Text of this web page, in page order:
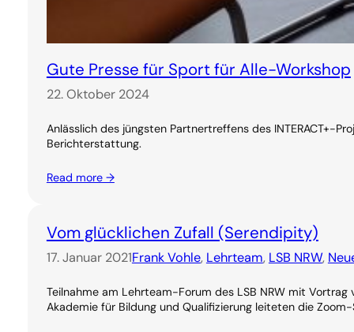
Gute Presse für Sport für Alle-Workshop
22. Oktober 2024
Anlässlich des jüngsten Partnertreffens des INTERACT+-
Berichterstattung.
Read more →
Vom glücklichen Zufall (Serendipity)
17. Januar 2021Frank Vohle, Lehrteam, LSB NRW,
Teilnahme am Lehrteam-Forum des LSB NRW mit
Akademie für Bildung und Qualifizierung leiteten die